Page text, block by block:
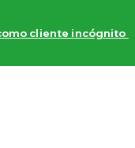
cliente incógnito